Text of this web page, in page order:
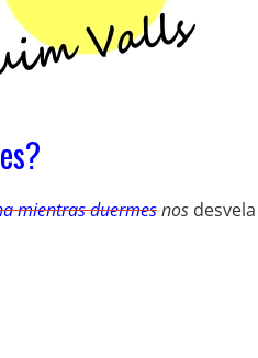
mientras duermesnos desvela